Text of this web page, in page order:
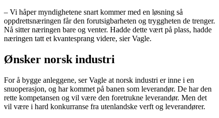
– Vi håper myndighetene snart kommer med en løsning så
oppdrettsnæringen får den forutsigbarheten og tryggheten de trenger.
Nå sitter næringen bare og venter. Hadde dette vært på plass, hadde
næringen tatt et kvantesprang videre, sier Vagle.
Ønsker norsk industri
For å bygge anleggene, ser Vagle at norsk industri er inne i en
snuoperasjon, og har kommet på banen som leverandør. De har den
rette kompetansen og vil være den foretrukne leverandør. Men det
vil være i hard konkurranse fra utenlandske verft og leverandører.